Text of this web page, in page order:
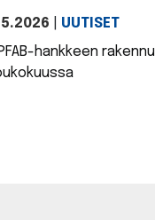
UUTISET
hankkeen